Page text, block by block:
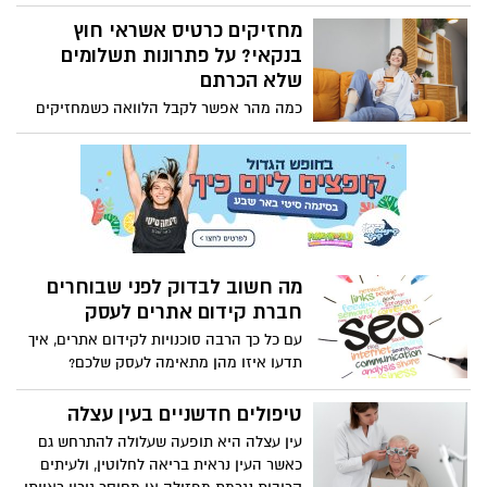
לחם עוגיות או מאפינס. במדריך זה נסקור את
התבניות שכל אופה צריך להכיר, נדון בשימוש
הנכון בהן, בטיפים לניקוי ובחידושים הקיימים
בשוק.
בקלות וכשהם נפגעים, אפילו משימות
פשוטות כמו עמידה, ישיבה, הליכה ומעבר בין
מנחים הופכות למורכבות.
מחזיקים כרטיס אשראי חוץ
בנקאי? על פתרונות תשלומים
שלא הכרתם
כמה מהר אפשר לקבל הלוואה כשמחזיקים
בכרטיס ישראכרט, איך אפשר לשלוט על
החיוב החודשי והאם אפשר לפרוס תשלומים?
מה חשוב לבדוק לפני שבוחרים
חברת קידום אתרים לעסק
עם כל כך הרבה סוכנויות לקידום אתרים, איך
תדעו איזו מהן מתאימה לעסק שלכם?
טיפולים חדשניים בעין עצלה
עין עצלה היא תופעה שעלולה להתרחש גם
כאשר העין נראית בריאה לחלוטין, ולעיתים